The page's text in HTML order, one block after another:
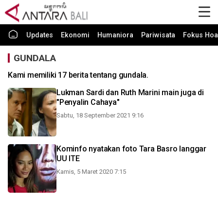
Updates Ekonomi Humaniora Pariwisata Fokus
GUNDALA
Kami memiliki 17 berita tentang gundala.
Lukman Sardi dan Ruth Marini main juga di
"Penyalin Cahaya"
Sabtu, 18 September 2021 9:16
Kominfo nyatakan foto Tara Basro langgar
UU ITE
Kamis, 5 Maret 2020 7:15